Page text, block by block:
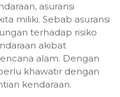
asuransi
miliki. Sebab asuransi
terhadap risiko
akibat
alam. Dengan
khawatir dengan
kendaraan.